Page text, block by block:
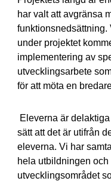
har valt att avgränsa
funktionsnedsättning.
under projektet
implementering av
utvecklingsarbete
för att möta en
Eleverna är
sätt att det är utifrån
eleverna. Vi har
hela utbildningen
utvecklingsområdet